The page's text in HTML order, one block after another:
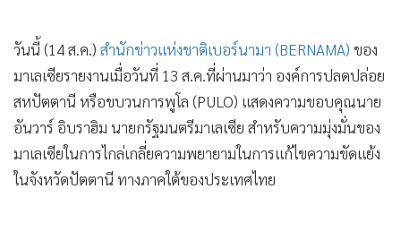
•
เกม
วิทยาศาสตร์
• SMEs
• หุ้น
• อินโดจีน
• กองทุนรวม
สหปัตตานี หรือขบวนการพูโล (PULO) แสดงความขอบคุณนาย
อันวาร์ อิบราฮิม นายกรัฐมนตรีมาเลเซีย สำหรับความมุ่งมั่นของ
มาเลเซียในการไกล่เกลี่ยความพยายามในการแก้ไขความขัดแย้ง
ในจังหวัดปัตตานี ทางภาคใต้ของประเทศไทย